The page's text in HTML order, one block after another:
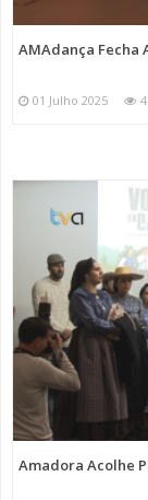
AMAdança Fecha
01 Julho 2025
Amadora Acolhe